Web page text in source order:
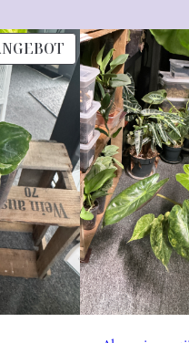
PRODUKT
IM
ANGEBOT